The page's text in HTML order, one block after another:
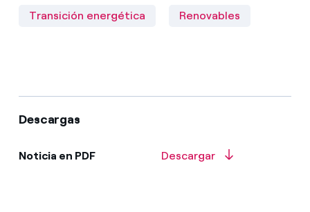
Transición energética Renovables
Descargas
Noticia en PDF Descargar